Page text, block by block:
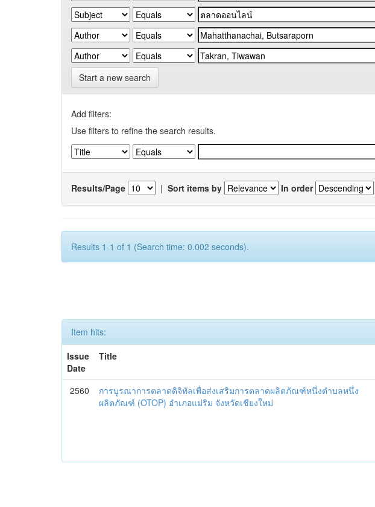
Start a new search
Add filters:
Use filters to refine the search results.
Results/Page | Sort items by In order
Results 1-1 of 1 (Search time: 0.002 seconds).
Item hits:
Issue
Date
Title
2560
การบูรณาการตลาดดิจิทัลเพื่อส่งเสริมการตลาดผลิตภัณฑ์หนึ่งตำบลหนึ่ง
ผลิตภัณฑ์ (OTOP) อำเภอแม่ริม จังหวัดเชียงใหม่